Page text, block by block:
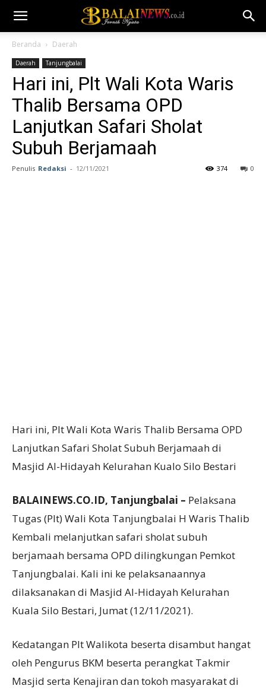
Beranda Daerah
Daerah Tanjungbalai
Hari ini, Plt Wali Kota Waris
Thalib Bersama OPD
Lanjutkan Safari Sholat
Subuh Berjamaah
Penulis Redaksi - 12/11/2021 0
374
Hari ini, Plt Wali Kota Waris Thalib Bersama OPD
Lanjutkan Safari Sholat Subuh Berjamaah di
Masjid Al-Hidayah Kelurahan Kualo Silo Bestari
BALAINEWS.CO.ID, Tanjungbalai – Pelaksana
Tugas (Plt) Wali Kota Tanjungbalai H Waris Thalib
Kembali melanjutkan safari sholat subuh
berjamaah bersama OPD dilingkungan Pemkot
Tanjungbalai. Kali ini ke pelaksanaannya
dilaksanakan di Masjid Al-Hidayah Kelurahan
Kuala Silo Bestari, Jumat (12/11/2021).
Kedatangan Plt Walikota beserta disambut hangat
oleh Pengurus BKM beserta perangkat Takmir
Masjid serta Kenajiran dan tokoh masyarakat di